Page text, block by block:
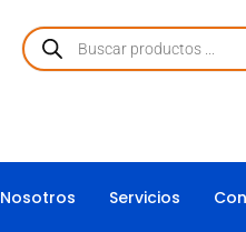
Nosotros Servicios